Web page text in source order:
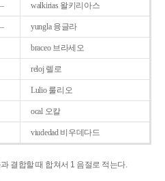
walkirias 왈키리아스
yungla 융글라
braceo 브라세오
reloj 렐로
Lulio 룰리오
ocal 오칼
viudedad 비우데다드
결합할 때 합쳐서 1 음절로 적는다.